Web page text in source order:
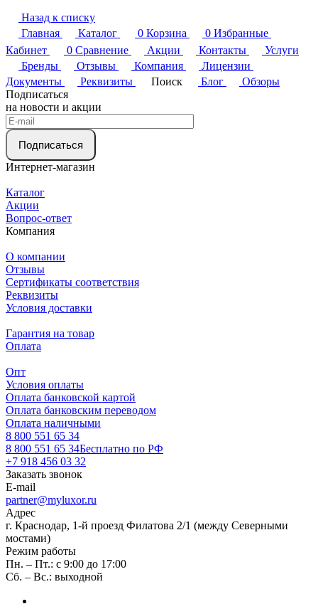
Назад к списку
Главная
Каталог 0 Корзина 0 Избранные
Кабинет
0 Сравнение Акции Контакты
Услуги
Бренды
Отзывы Компания
Лицензии
Документы
Реквизиты Поиск Блог
Обзоры
Подписаться
на новости и акции
Подписаться
Интернет-магазин
Каталог
Акции
Вопрос-ответ
Компания
О компании
Отзывы
Сертификаты соответствия
Реквизиты
Условия доставки
Гарантия на товар
Оплата
Опт
Условия оплаты
Оплата банковской картой
Оплата банковским переводом
Оплата наличными
8 800 551 65 34
8 800 551 65 34Бесплатно по РФ
+7 918 456 03 32
Заказать звонок
E-mail
partner@myluxor.ru
Адрес
г. Краснодар, 1-й проезд Филатова 2/1 (между Cеверными
мостами)
Режим работы
Пн. – Пт.: с 9:00 до 17:00
Сб. – Вс.: выходной